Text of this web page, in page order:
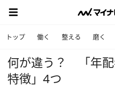
トップ 働く 整える 磨く
何が違う？ 「年配
特徴」4つ